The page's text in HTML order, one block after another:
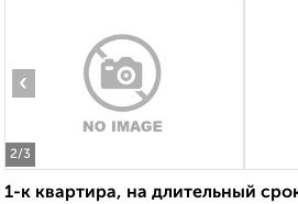
2/3
‹
1-к квартира, на длительный